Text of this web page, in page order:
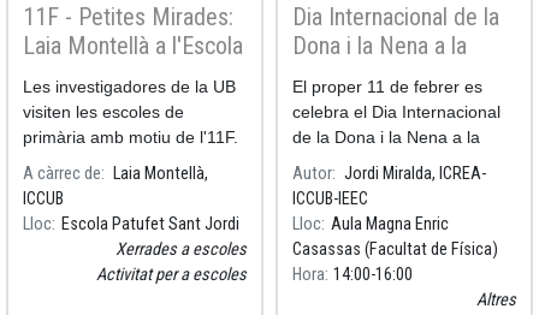
11F - Petites Mirades:
Laia Montellà a l'Escola
Patufet Sant Jordi
Les investigadores de la UB
visiten les escoles de
primària amb motiu de l'11F.
Aquest projecte proposa una
aventura de descoberta de la
ciència sota el guiatge d'una
investigadora de la UB.
A càrrec de
Laia Montellà,
ICCUB
Lloc Escola Patufet Sant Jordi
Xerrades a escoles
Activitat per a escoles
Dia Internacional de la
Dona i la Nena a la
Ciència 2023
El proper 11 de febrer es
celebra el Dia Internacional
de la Dona i la Nena a la
Ciència. Aquest dia vol donar
visibilitat a les contribucions,
no degudament
reconegudes en moltes
ocasions, de les dones a la
Autor Jordi Miralda, ICREA-
ICCUB-IEEC
Lloc Aula Magna Enric
Casassas (Facultat de Física)
Hora 14:00 16:00
Altres